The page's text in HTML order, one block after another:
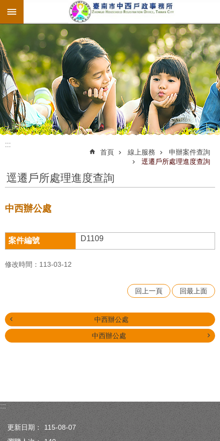
跳到主要內容區塊
:::
:::
首頁 線上服務
申辦案件查詢
逕遷戶所處理進度查詢
逕遷戶所處理進度查詢
中西辦公處
D1109
修改時間：113-03-12
回上一頁 回最上面
中西辦公處
中西辦公處
:::
更新日期：
115-08-07